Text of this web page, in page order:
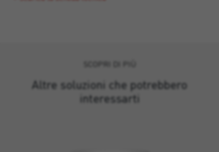
Altre soluzioni che potrebbero
interessarti